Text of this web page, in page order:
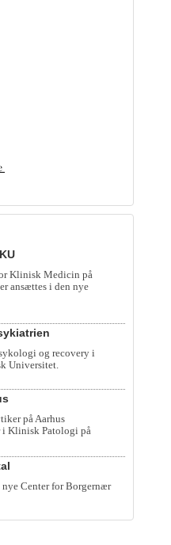
Klinisk Medicin på
ansættes i den nye
og recovery i
Universitet.
på Aarhus
Klinisk Patologi på
nye Center for Borgernær